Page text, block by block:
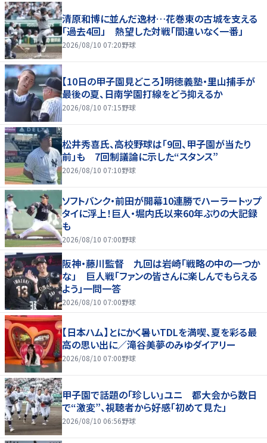
清原和博に並んだ逸材…花巻東の古城を支える
「過去4回」 熱望した対戦「間違いなく一番」
2026/08/10 07:20野球
【10日の甲子園見どころ】明徳義塾・里山捕手が
最後の夏、日南学園打線をどう抑えるか
2026/08/10 07:15野球
松井秀喜氏、高校野球は「9回、甲子園が当たり
前」も 7回制議論に示した“スタンス”
2026/08/10 07:10野球
ソフトバンク・前田が開幕10連勝でハーラートップ
タイに浮上！巨人・堀内氏以来60年ぶりの大記録
も
2026/08/10 07:00野球
阪神・藤川監督 九回は岩崎「戦略の中の一つか
な」 巨人戦「ファンの皆さんに楽しんでもらえる
よう」一問一答
2026/08/10 07:00野球
【日本ハム】とにかく暑いTDLを満喫、夏を彩る最
高の思い出に／滝谷美夢のみゆダイアリー
2026/08/10 07:00野球
甲子園で話題の「珍しい」ユニ 都大会から数日
で“激変”、視聴者から好感「初めて見た」
2026/08/10 06:56野球